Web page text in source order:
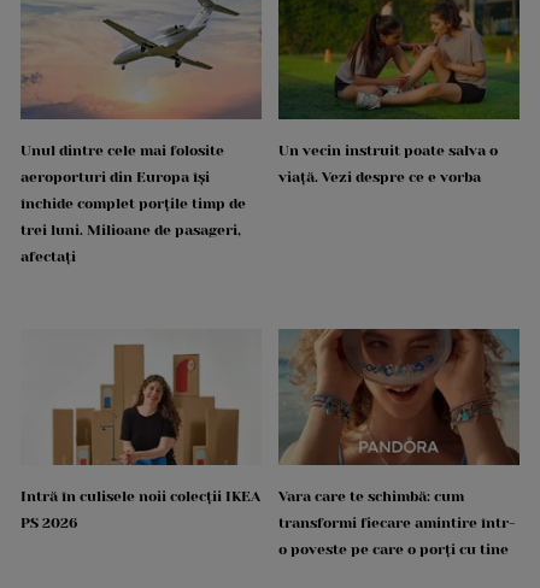
Unul dintre cele mai folosite
aeroporturi din Europa își
închide complet porțile timp de
trei luni. Milioane de pasageri,
afectați
Un vecin instruit poate salva o
viață. Vezi despre ce e vorba
Intră în culisele noii colecții IKEA
PS 2026
Vara care te schimbă: cum
transformi fiecare amintire într-
o poveste pe care o porți cu tine